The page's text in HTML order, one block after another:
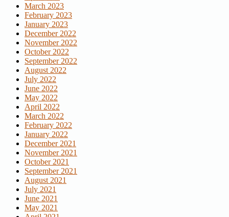
March 2023
February 2023
January 2023
December 2022
November 2022
October 2022
September 2022
August 2022
July 2022
June 2022
May 2022
April 2022
March 2022
February 2022
January 2022
December 2021
November 2021
October 2021
September 2021
August 2021
July 2021
June 2021
May 2021